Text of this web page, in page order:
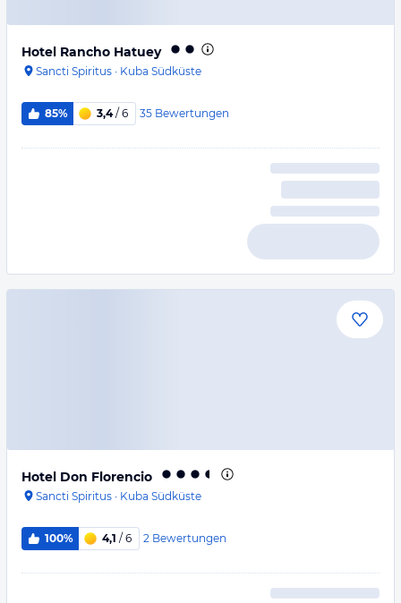
Hotel Rancho Hatuey
Sancti Spiritus · Kuba Südküste
85% 3,4/ 6 35 Bewertungen
Hotel Don Florencio
Sancti Spiritus · Kuba Südküste
100% 4,1 / 6 2 Bewertungen